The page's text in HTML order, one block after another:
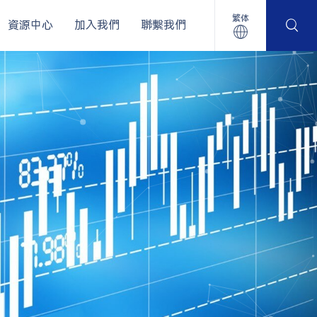
資源中心 加入我們 聯繫我們 繁体